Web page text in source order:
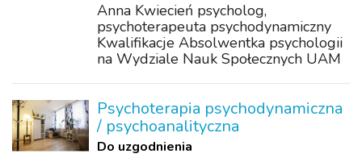
Anna Kwiecień psycholog,
psychoterapeuta psychodynamiczny
Kwalifikacje Absolwentka psychologii
na Wydziale Nauk Społecznych UAM
Ukończyła szkolenie
psychoterapeutyczne w nurcie psych...
Psychoterapia psychodynamiczna
/ psychoanalityczna
Do uzgodnienia